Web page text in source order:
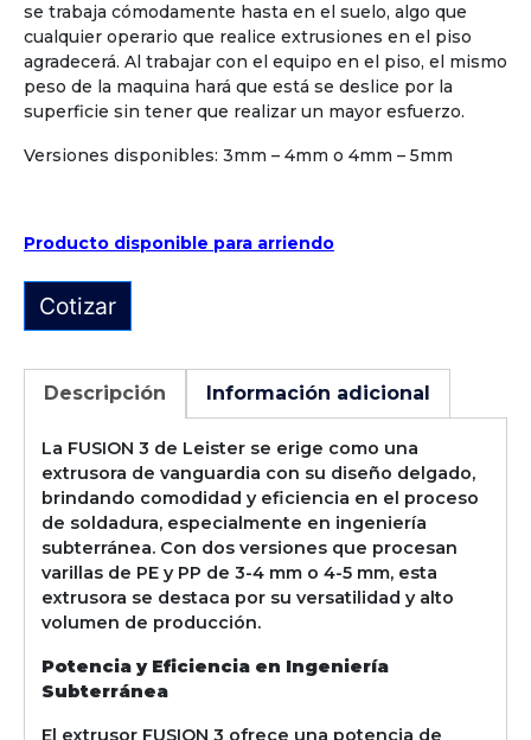
se trabaja cómodamente hasta en el suelo, algo que
cualquier operario que realice extrusiones en el piso
agradecerá. Al trabajar con el equipo en el piso, el mismo
peso de la maquina hará que está se deslice por la
superficie sin tener que realizar un mayor esfuerzo.
Versiones disponibles: 3mm – 4mm o 4mm – 5mm
Producto disponible para arriendo
Cotizar
Descripción Información adicional
La FUSION 3 de Leister se erige como una
extrusora de vanguardia con su diseño delgado,
brindando comodidad y eficiencia en el proceso
de soldadura, especialmente en ingeniería
subterránea. Con dos versiones que procesan
varillas de PE y PP de 3-4 mm o 4-5 mm, esta
extrusora se destaca por su versatilidad y alto
volumen de producción.
Potencia y Eficiencia en Ingeniería
Subterránea
El extrusor FUSION 3 ofrece una potencia de